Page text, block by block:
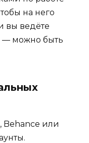
на него
вы ведёте
— можно быть
Behance или